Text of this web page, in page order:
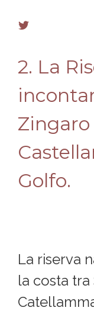
2. La
Zingaro
Golfo.
La riserva
la costa tra